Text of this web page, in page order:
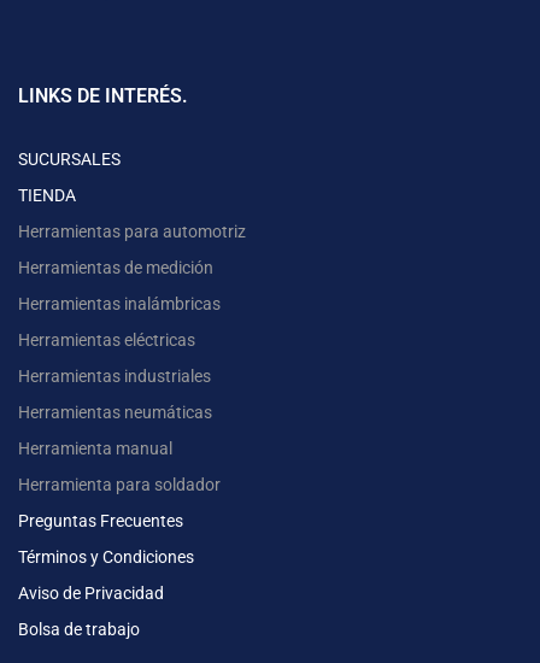
LINKS DE INTERÉS.
SUCURSALES
TIENDA
Herramientas para automotriz
Herramientas de medición
Herramientas inalámbricas
Herramientas eléctricas
Herramientas industriales
Herramientas neumáticas
Herramienta manual
Herramienta para soldador
Preguntas Frecuentes
Términos y Condiciones
Aviso de Privacidad
Bolsa de trabajo